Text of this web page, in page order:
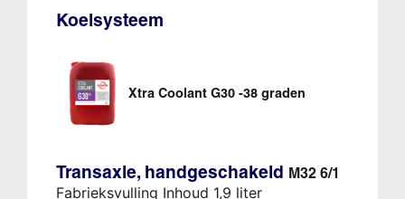
Koelsysteem
Xtra Coolant G30 -38 graden
Transaxle, handgeschakeld M32 6/1
Fabrieksvulling Inhoud 1,9 liter